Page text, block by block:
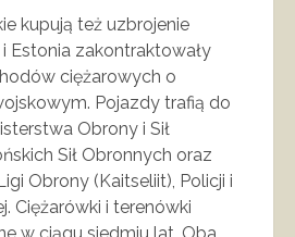
kupują też uzbrojenie
Estonia zakontraktowały
ciężarowych o
Pojazdy trafią do
Obrony i Sił
Sił Obronnych oraz
Obrony (Kaitseliit), Policji i
Ciężarówki i terenówki